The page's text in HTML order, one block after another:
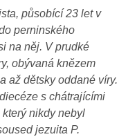
působící 23 let v
perninského
na něj. V prudké
obývaná knězem
až dětsky oddané víry.
s chátrajícími
nikdy nebyl
jezuita P.